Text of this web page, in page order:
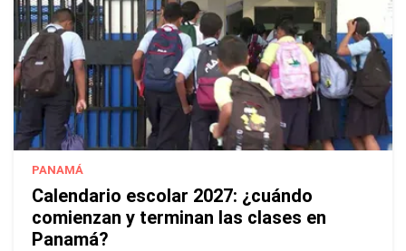
PANAMÁ
Calendario escolar 2027: ¿cuándo
comienzan y terminan las clases en
Panamá?